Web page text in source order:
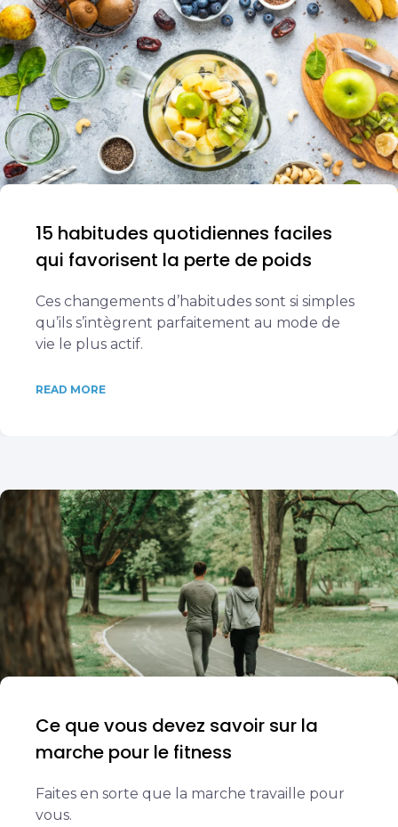
15 habitudes quotidiennes faciles
qui favorisent la perte de poids
Ces changements d’habitudes sont si simples
qu’ils s’intègrent parfaitement au mode de
vie le plus actif.
READ MORE
Ce que vous devez savoir sur la
marche pour le fitness
Faites en sorte que la marche travaille pour
vous.